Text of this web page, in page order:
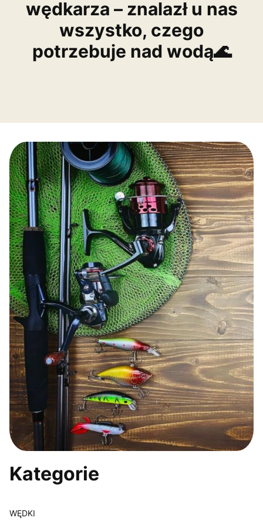
wędkarza – znalazł u nas
wszystko, czego
potrzebuje nad wodą🌊
Kategorie
WĘDKI